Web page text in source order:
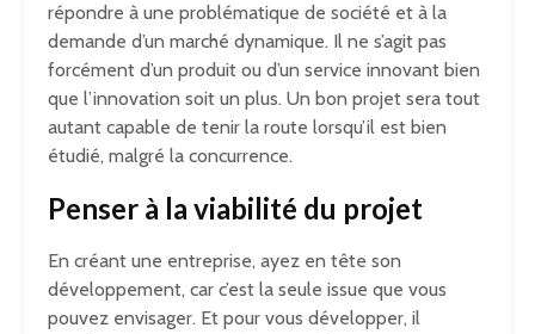
répondre à une problématique de société et à la
demande d’un marché dynamique. Il ne s’agit pas
forcément d’un produit ou d’un service innovant bien
que l’innovation soit un plus. Un bon projet sera tout
autant capable de tenir la route lorsqu’il est bien
étudié, malgré la concurrence.
Penser à la viabilité du projet
En créant une entreprise, ayez en tête son
développement, car c’est la seule issue que vous
pouvez envisager. Et pour vous développer, il